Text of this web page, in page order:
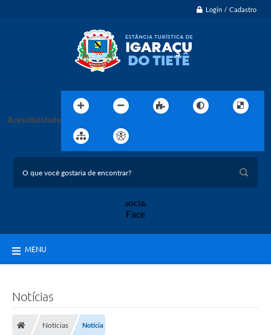
Login / Cadastro
Acessibilidade
MENU
Notícias
Notícias Notícia